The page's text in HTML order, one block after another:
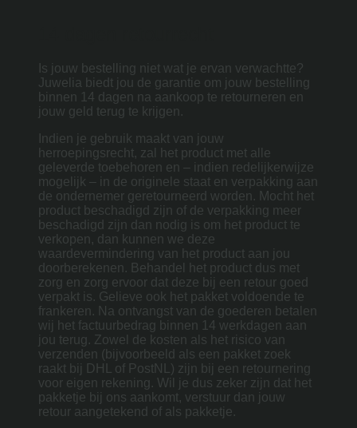
Is jouw bestelling niet wat je ervan verwachtte?
Juwelia biedt jou de garantie om jouw bestelling
binnen 14 dagen na aankoop te retourneren en
jouw geld terug te krijgen.
Indien je gebruik maakt van jouw
herroepingsrecht, zal het product met alle
geleverde toebehoren en – indien redelijkerwijze
mogelijk – in de originele staat en verpakking aan
de ondernemer geretourneerd worden. Mocht het
product beschadigd zijn of de verpakking meer
beschadigd zijn dan nodig is om het product te
verkopen, dan kunnen we deze
waardevermindering van het product aan jou
doorberekenen. Behandel het product dus met
zorg en zorg ervoor dat deze bij een retour goed
verpakt is. Gelieve ook het pakket voldoende te
frankeren. Na ontvangst van de goederen betalen
wij het factuurbedrag binnen 14 werkdagen aan
jou terug. Zowel de kosten als het risico van
verzenden (bijvoorbeeld als een pakket zoek
raakt bij DHL of PostNL) zijn bij een retournering
voor eigen rekening. Wil je dus zeker zijn dat het
pakketje bij ons aankomt, verstuur dan jouw
retour aangetekend of als pakketje.